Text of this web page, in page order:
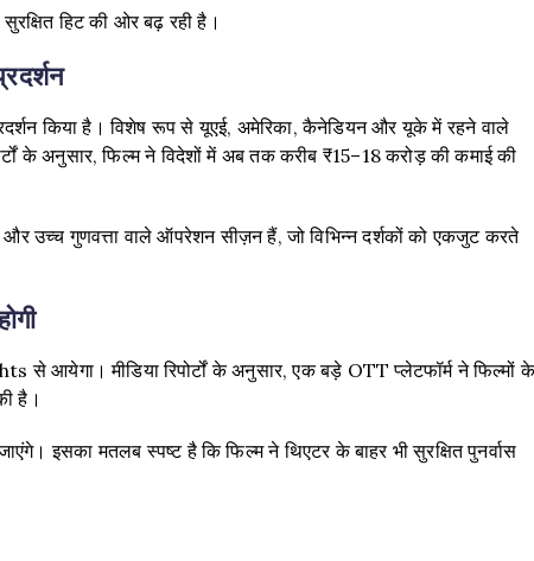
हिट की ओर बढ़ रही है।
किया है। विशेष रूप से यूएई, अमेरिका, कैनेडियन और यूके में रहने वाले
के अनुसार, फिल्म ने विदेशों में अब तक करीब ₹15–18 करोड़ की कमाई की
उच्च गुणवत्ता वाले ऑपरेशन सीज़न हैं, जो विभिन्न दर्शकों को एकजुट करते
मीडिया रिपोर्टों के अनुसार, एक बड़े OTT प्लेटफॉर्म ने फिल्मों
है।
इसका मतलब स्पष्ट है कि फिल्म ने थिएटर के बाहर भी सुरक्षित पुनर्वास